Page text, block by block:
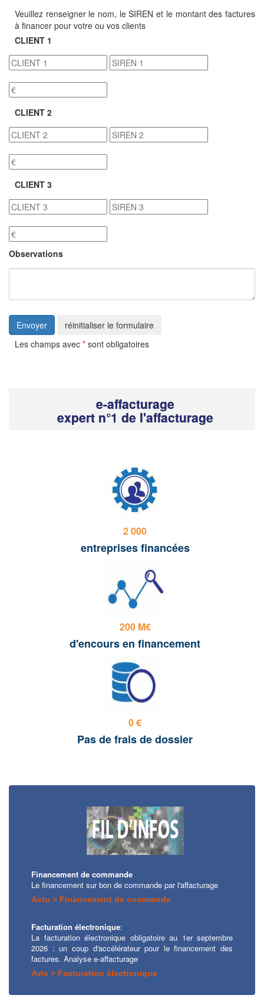
Veuillez renseigner le nom, le SIREN et le montant des factures
à financer pour votre ou vos clients
CLIENT 1
CLIENT 2
CLIENT 3
Observations
Envoyer
réinitialiser le formulaire
Les champs avec * sont obligatoires
e-affacturage
expert n°1 de l'affacturage
2 000
entreprises financées
200 M€
d'encours en financement
0 €
Pas de frais de dossier
Financement de commande
Le financement sur bon de commande par l'affacturage
Actu > Financement de commande
Facturation électronique:
La facturation électronique obligatoire au 1er septembre
2026 : un coup d'accélérateur pour le financement des
factures. Analyse e-affacturage
Avis > Facturation électronique